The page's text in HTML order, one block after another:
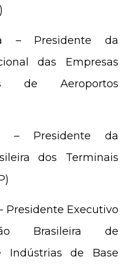
– Presidente da
das Empresas
de Aeroportos
– Presidente da
dos Terminais
Presidente Executivo
Brasileira de
Indústrias de Base